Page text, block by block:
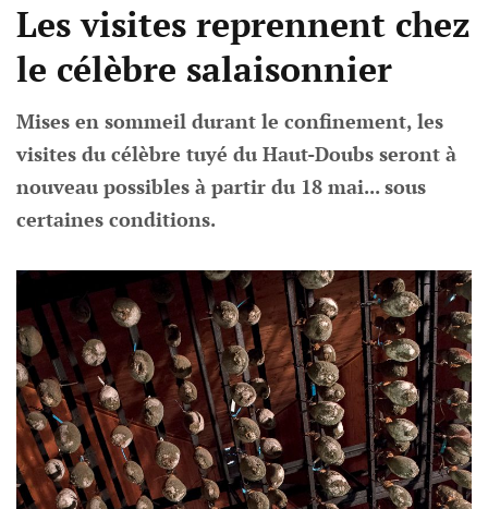
Les visites reprennent chez
le célèbre salaisonnier
Mises en sommeil durant le confinement, les
visites du célèbre tuyé du Haut-Doubs seront à
nouveau possibles à partir du 18 mai... sous
certaines conditions.